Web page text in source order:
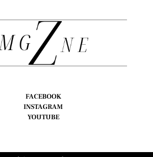
FACEBOOK
INSTAGRAM
YOUTUBE